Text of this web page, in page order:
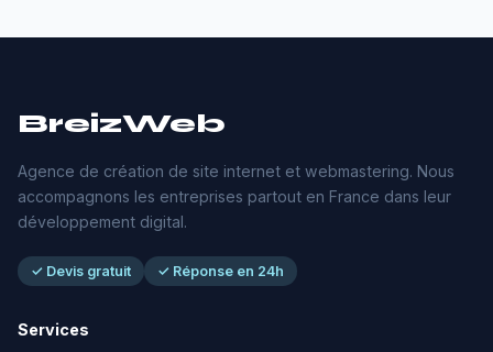
BreizWeb
Agence de création de site internet et webmastering. Nous
accompagnons les entreprises partout en France dans leur
développement digital.
✓ Devis gratuit ✓ Réponse en 24h
Services